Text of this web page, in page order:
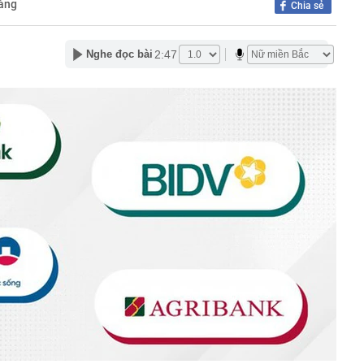
dữ liệu vùng trồng sầu riêng
phải công khai xin lỗi
dụng AI vào quản lý các khu chung cư tại TP.HCM
Sky, Vua Quạt và Hồ Văn Khoa khai gì tại công an?
SN 2001 nhận 12 lần chuyển khoản tổng 5 tỷ đồng lúc
an hỗ trợ hoàn trả cho người gửi
hiểu của người đàn ông có giao dịch chuyển khoản
'đống tiền' từ trái phiếu
nhắm tới làm siêu tổ hợp 21.000 tỷ đồng gồm cáp
khu vui chơi
tiền chuyển nhầm nhưng không trả
Group, BIM Group...liên danh có nhà đầu tư đến từ
đề xuất làm siêu dự án 18 tỷ USD, quy mô 6.500ha
sắp lên thành phố trực thuộc Trung ương
Chia sẻ
Nghe đọc bài 2:47